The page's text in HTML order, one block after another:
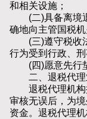
和相关设施；
(二)具备离境退
确地向主管国税
(三)遵守税收法
行为受到行政、刑
(四)愿意先行垫
二、退税代理
退税代理机构
审核无误后，为
资金。退税代理